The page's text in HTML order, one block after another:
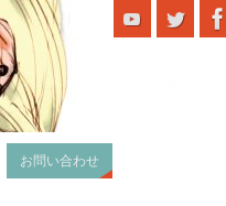
お問い合わせ